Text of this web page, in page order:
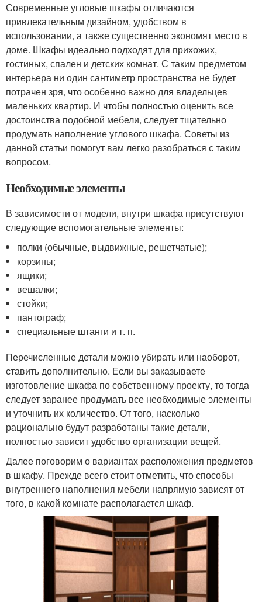
Современные угловые шкафы отличаются
привлекательным дизайном, удобством в
использовании, а также существенно экономят место в
доме. Шкафы идеально подходят для прихожих,
гостиных, спален и детских комнат. С таким предметом
интерьера ни один сантиметр пространства не будет
потрачен зря, что особенно важно для владельцев
маленьких квартир. И чтобы полностью оценить все
достоинства подобной мебели, следует тщательно
продумать наполнение углового шкафа. Советы из
данной статьи помогут вам легко разобраться с таким
вопросом.
Необходимые элементы
В зависимости от модели, внутри шкафа присутствуют
следующие вспомогательные элементы:
полки (обычные, выдвижные, решетчатые);
корзины;
ящики;
вешалки;
стойки;
пантограф;
специальные штанги и т. п.
Перечисленные детали можно убирать или наоборот,
ставить дополнительно. Если вы заказываете
изготовление шкафа по собственному проекту, то тогда
следует заранее продумать все необходимые элементы
и уточнить их количество. От того, насколько
рационально будут разработаны такие детали,
полностью зависит удобство организации вещей.
Далее поговорим о вариантах расположения предметов
в шкафу. Прежде всего стоит отметить, что способы
внутреннего наполнения мебели напрямую зависят от
того, в какой комнате располагается шкаф.